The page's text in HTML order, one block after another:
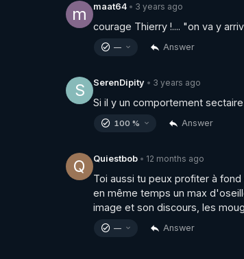
m maat64 • 3 years ago
courage Thierry !.... "on va y
— Answer
S SerenDipity • 3 years ago
Si il y un comportement sectaire
100 % Answer
Q Quiestbob • 12 months ago
Toi aussi tu peux profiter à
en même temps un max
image et son discours, les
— Answer